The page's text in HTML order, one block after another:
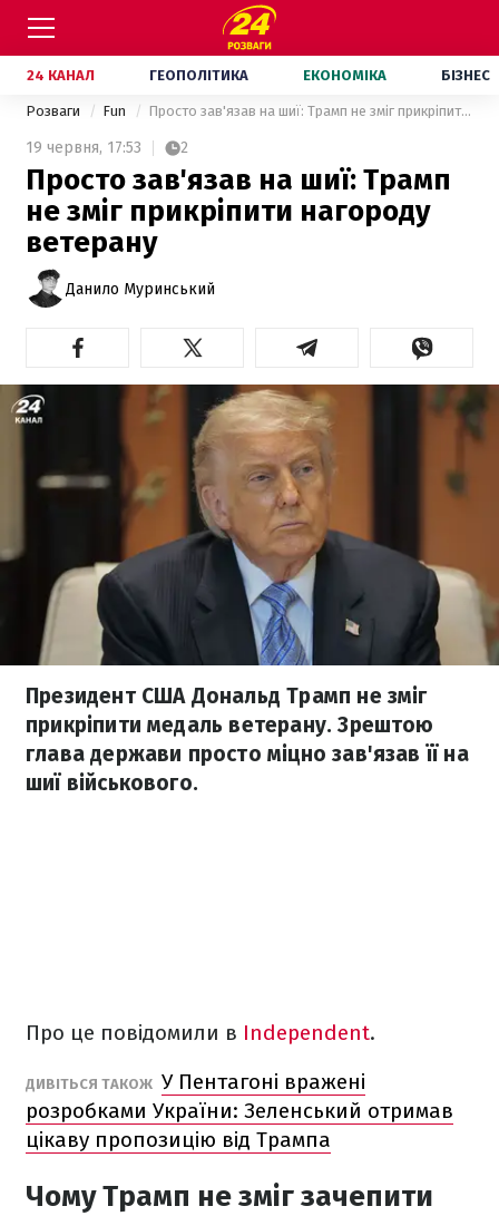
24 КАНАЛ ГЕОПОЛІТИКА ЕКОНОМІКА БІЗНЕС
Розваги Fun Просто зав'язав на шиї: Трамп не зміг прикріпити нагороду ветерану
19 червня, 17:53 2
Просто зав'язав на шиї: Трамп
не зміг прикріпити нагороду
ветерану
Данило Муринський
Президент США Дональд Трамп не зміг
прикріпити медаль ветерану. Зрештою
глава держави просто міцно зав'язав її на
шиї військового.
Про це повідомили в Independent.
ДИВІТЬСЯ ТАКОЖ У Пентагоні вражені
розробками України: Зеленський отримав
цікаву пропозицію від Трампа
Чому Трамп не зміг зачепити